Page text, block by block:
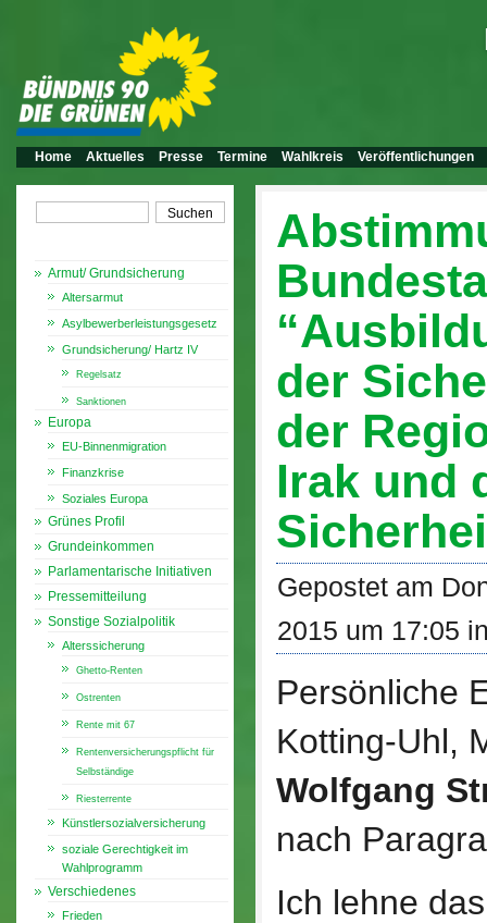
Home Aktuelles Presse Termine Wahlkreis Veröffentlichungen
Armut/ Grundsicherung
Altersarmut
Asylbewerberleistungsgesetz
Grundsicherung/ Hartz IV
Regelsatz
Sanktionen
Europa
EU-Binnenmigration
Finanzkrise
Soziales Europa
Grünes Profil
Grundeinkommen
Parlamentarische Initiativen
Pressemitteilung
Sonstige Sozialpolitik
Alterssicherung
Ghetto-Renten
Ostrenten
Rente mit 67
Rentenversicherungspflicht für
Selbständige
Riesterrente
Künstlersozialversicherung
soziale Gerechtigkeit im
Wahlprogramm
Verschiedenes
Frieden
der
der
Irak und
Gepostet am
2015 um 17:05
Persönliche
Kotting-Uhl,
Wolfgang
nach
Ich lehne